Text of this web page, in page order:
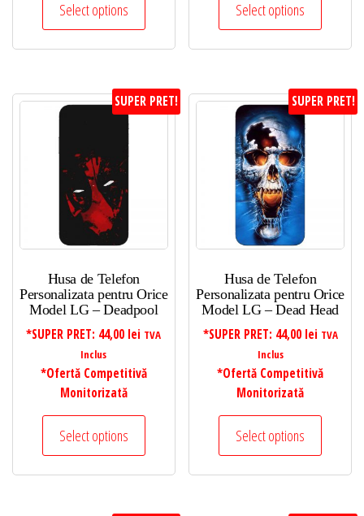
Select options Select options
SUPER PRET!
Husa de Telefon
Personalizata pentru Orice
Model LG – Deadpool
*SUPER PRET: 44,00 lei TVA
Inclus
*Ofertă Competitivă
Monitorizată
Select options
SUPER PRET!
Husa de Telefon
Personalizata pentru Orice
Model LG – Dead Head
*SUPER PRET: 44,00 lei TVA
Inclus
*Ofertă Competitivă
Monitorizată
Select options